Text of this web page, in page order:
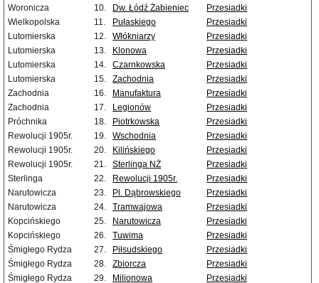
Woronicza
10. Dw. Łódź Żabieniec
Przesiadki
Wielkopolska
11. Pułaskiego
Przesiadki
Lutomierska
12. Włókniarzy
Przesiadki
Lutomierska
13. Klonowa
Przesiadki
Lutomierska
14. Czarnkowska
Przesiadki
Lutomierska
15. Zachodnia
Przesiadki
Zachodnia
16. Manufaktura
Przesiadki
Zachodnia
17. Legionów
Przesiadki
Próchnika
18. Piotrkowska
Przesiadki
Rewolucji 1905r.
19. Wschodnia
Przesiadki
Rewolucji 1905r.
20. Kilińskiego
Przesiadki
Rewolucji 1905r.
21. Sterlinga NŻ
Przesiadki
Sterlinga
22. Rewolucji 1905r.
Przesiadki
Narutowicza
23. Pl. Dąbrowskiego
Przesiadki
Narutowicza
24. Tramwajowa
Przesiadki
Kopcińskiego
25. Narutowicza
Przesiadki
Kopcińskiego
26. Tuwima
Przesiadki
Śmigłego Rydza
27. Piłsudskiego
Przesiadki
Śmigłego Rydza
28. Zbiorcza
Przesiadki
Śmigłego Rydza
29. Milionowa
Przesiadki